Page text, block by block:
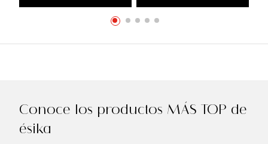
Conoce los productos MÁS TOP de
ésika